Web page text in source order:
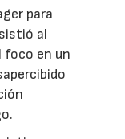
para
al
foco en un